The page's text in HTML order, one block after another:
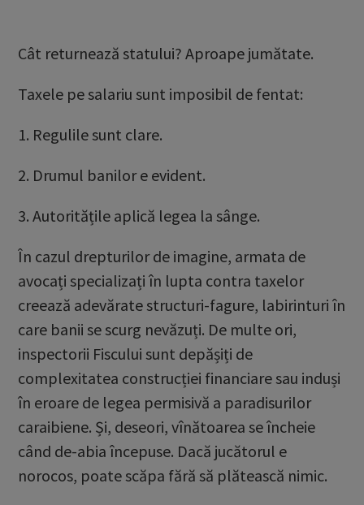
Cât returnează statului? Aproape jumătate.
Taxele pe salariu sunt imposibil de fentat:
1. Regulile sunt clare.
2. Drumul banilor e evident.
3. Autoritățile aplică legea la sânge.
În cazul drepturilor de imagine, armata de
avocați specializați în lupta contra taxelor
creează adevărate structuri-fagure, labirinturi în
care banii se scurg nevăzuți. De multe ori,
inspectorii Fiscului sunt depășiți de
complexitatea construcției financiare sau induși
în eroare de legea permisivă a paradisurilor
caraibiene. Și, deseori, vînătoarea se încheie
când de-abia începuse. Dacă jucătorul e
norocos, poate scăpa fără să plătească nimic.